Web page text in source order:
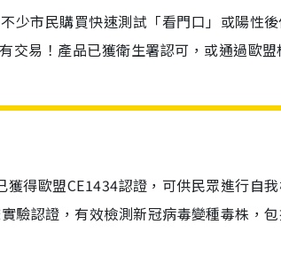
少市民購買快速測試「看門口」或陽性
交易！產品已獲衛生署認可，或通過歐盟
得歐盟CE1434認證，可供民眾進行自
驗認證，有效檢測新冠病毒變種毒株，